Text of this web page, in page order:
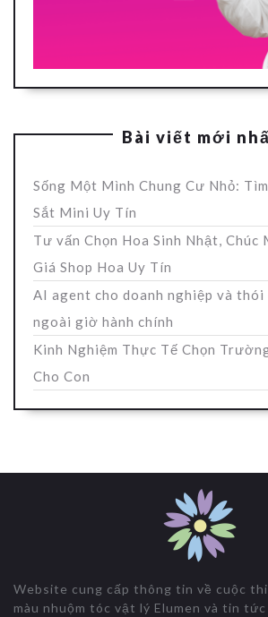
Bài viết mới
Sống Một Mình Chung Cư Nhỏ:
Sắt Mini Uy Tín
Tư vấn Chọn Hoa Sinh Nhật, Chúc
Giá Shop Hoa Uy Tín
AI agent cho doanh nghiệp và thói
ngoài giờ hành chính
Kinh Nghiệm Thực Tế Chọn
Cho Con
Website cung cấp thông tin về cuộc
màu nhuộm tóc vật lý Elumen và tin